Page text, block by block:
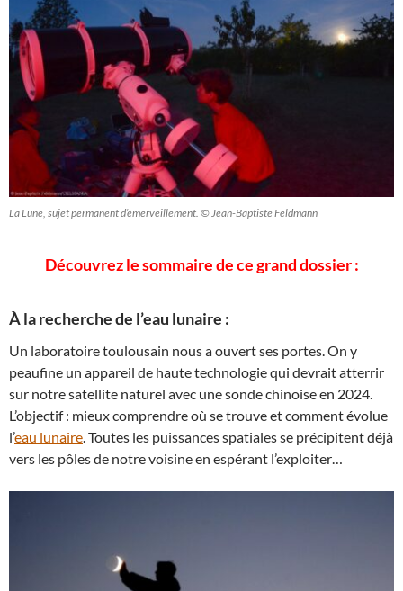
La Lune, sujet permanent d’émerveillement. © Jean-Baptiste Feldmann
Découvrez le sommaire de ce grand dossier :
À la recherche de l’eau lunaire :
Un laboratoire toulousain nous a ouvert ses portes. On y
peaufine un appareil de haute technologie qui devrait atterrir
sur notre satellite naturel avec une sonde chinoise en 2024.
L’objectif : mieux comprendre où se trouve et comment évolue
l’eau lunaire. Toutes les puissances spatiales se précipitent déjà
vers les pôles de notre voisine en espérant l’exploiter…